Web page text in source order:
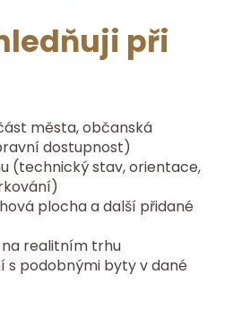
při
města, občanská
dostupnost)
(technický stav, orientace,
plocha a další přidané
realitním trhu
s podobnými byty v dané